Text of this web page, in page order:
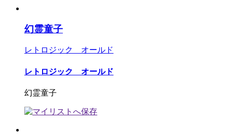
幻霊童子
レトロジック オールド
レトロジック オールド
幻霊童子